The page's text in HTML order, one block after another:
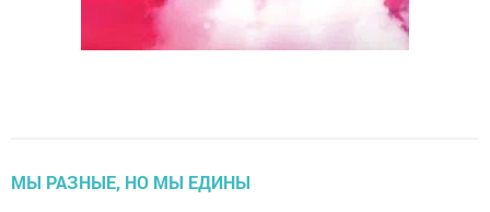
МЫ РАЗНЫЕ, НО МЫ ЕДИНЫ